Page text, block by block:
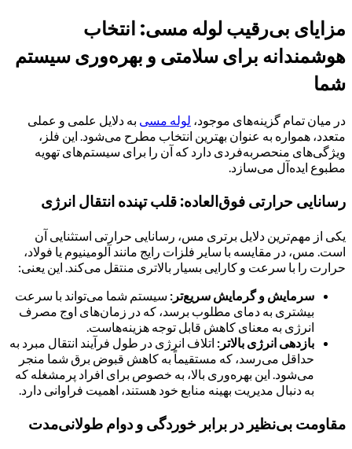
مزایای بی‌رقیب لوله مسی: انتخاب
هوشمندانه برای سلامتی و بهره‌وری سیستم
شما
در میان تمام گزینه‌های موجود، لوله مسی به دلایل علمی و عملی
متعدد، همواره به عنوان بهترین انتخاب مطرح می‌شود. این فلز،
ویژگی‌های منحصربه‌فردی دارد که آن را برای سیستم‌های تهویه
مطبوع ایده‌آل می‌سازد.
رسانایی حرارتی فوق‌العاده: قلب تپنده انتقال انرژی
یکی از مهم‌ترین دلایل برتری مس، رسانایی حرارتی استثنایی آن
است. مس، در مقایسه با سایر فلزات رایج مانند آلومینیوم یا فولاد،
حرارت را با سرعت و کارایی بسیار بالاتری منتقل می‌کند. این یعنی:
سرمایش و گرمایش سریع‌تر: سیستم شما می‌تواند با سرعت
بیشتری به دمای مطلوب برسد، که در زمان‌های اوج مصرف
انرژی به معنای کاهش قابل توجه هزینه‌هاست.
بازدهی انرژی بالاتر: اتلاف انرژی در طول فرآیند انتقال مبرد به
حداقل می‌رسد، که مستقیماً به کاهش قبوض برق شما منجر
می‌شود. این بهره‌وری بالا، به خصوص برای افراد پرمشغله که
به دنبال مدیریت بهینه منابع خود هستند، اهمیت فراوانی دارد.
مقاومت بی‌نظیر در برابر خوردگی و دوام طولانی‌مدت